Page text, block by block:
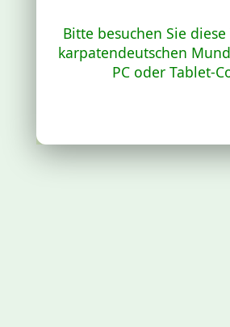
Bitte besuchen Sie
karpatendeutschen
PC oder Tablet-